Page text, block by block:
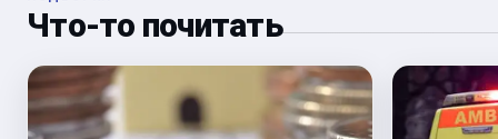
Что-то почитать